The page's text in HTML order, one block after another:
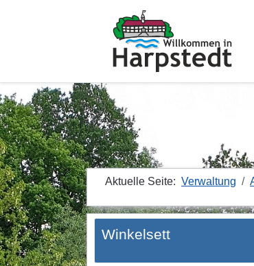
Aktuelle Seite: Verwaltung
Winkelsett